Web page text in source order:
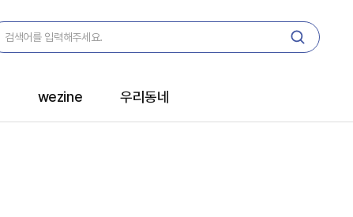
wezine 우리동네